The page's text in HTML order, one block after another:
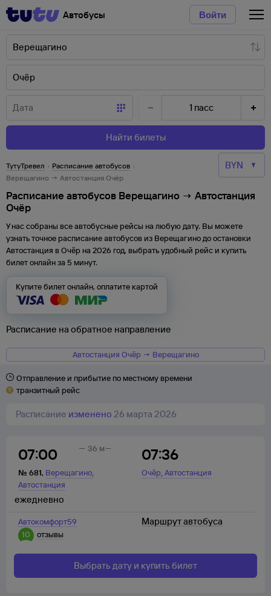
Автобусы Войти
1 пасс
Найти билеты
ТутуТревел · Расписание автобусов ·
Верещагино → Автостанция Очёр
Расписание автобусов Верещагино → Автостанция
Очёр
У нас собраны все автобусные рейсы на любую дату. Вы можете
узнать точное расписание автобусов из Верещагино доостановки
Автостанция в Очёр на 2026 год, выбрать удобный рейс и купить
билет онлайн за 5 минут.
Купите билет онлайн, оплатите картой
Расписание на обратное направление
Автостанция Очёр → Верещагино
Отправление и прибытие по местному времени
транзитный рейс
Расписание изменено 26 марта 2026
07:00
№ 681, Верещагино,
Автостанция
07:36
Очёр,Автостанция
36 м
Автокомфорт59
10
отзывы
ежедневно
Маршрут автобуса
Выбрать дату и купить билет